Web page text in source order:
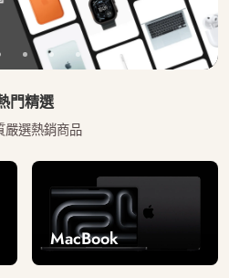
門精選
嚴選熱銷商品
MacBook